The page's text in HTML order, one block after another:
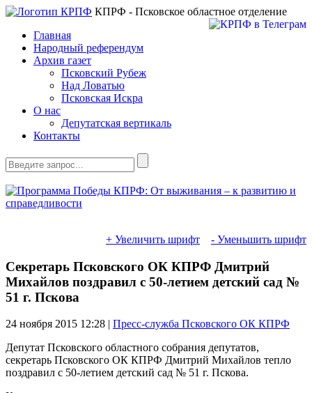
КПРФ - Псковское областное отделение
Главная
Народный референдум
Архив газет
Псковский Рубеж
Над Ловатью
Псковская Искра
О нас
Депутатская вертикаль
Контакты
+ Увеличить шрифт - Уменьшить шрифт
Секретарь Псковского ОК КПРФ Дмитрий
Михайлов поздравил с 50-летием детский сад №
51 г. Пскова
24 ноября 2015 12:28 | Пресс-служба Псковского ОК КПРФ
Депутат Псковского областного собрания депутатов,
секретарь Псковского ОК КПРФ Дмитрий Михайлов тепло
поздравил с 50-летием детский сад № 51 г. Пскова.